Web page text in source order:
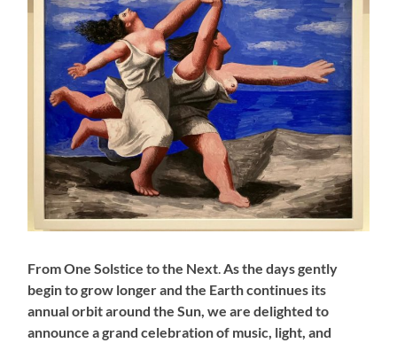
From One Solstice to the Next As the days gently
begin to grow longer and the Earth continues its
annual orbit around the Sun, we are delighted to
announce a grand celebration of music, light, and